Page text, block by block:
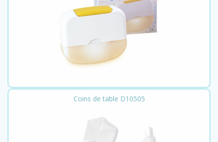
Coins de table D10505